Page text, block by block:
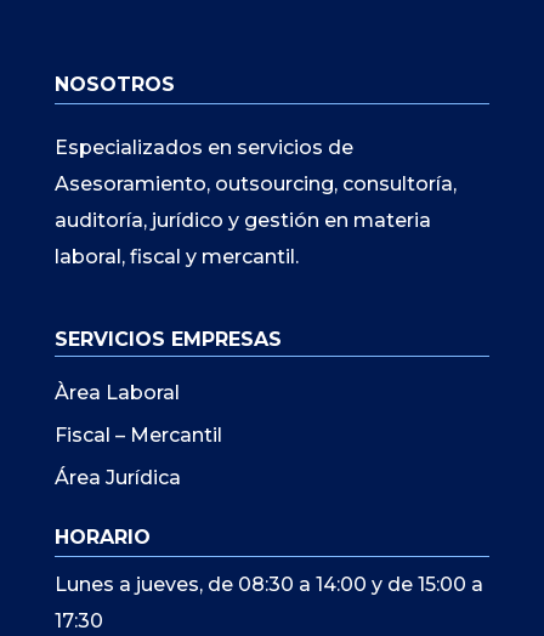
NOSOTROS
Especializados en servicios de
Asesoramiento, outsourcing, consultoría,
auditoría, jurídico y gestión en materia
laboral, fiscal y mercantil.
SERVICIOS EMPRESAS
Àrea Laboral
Fiscal – Mercantil
Área Jurídica
HORARIO
Lunes a jueves, de 08:30 a 14:00 y de 15:00 a
17:30